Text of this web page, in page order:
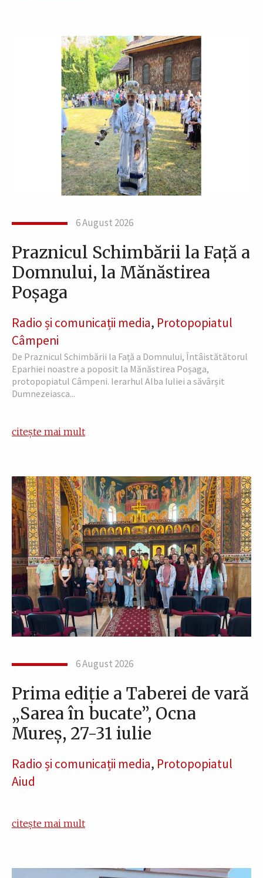
6 August 2026
Praznicul Schimbării la Față a
Domnului, la Mănăstirea
Poșaga
Radio și comunicații media, Protopopiatul
Câmpeni
De Praznicul Schimbării la Față a Domnului, Întâistătătorul
Eparhiei noastre a poposit la Mănăstirea Poșaga,
protopopiatul Câmpeni. Ierarhul Alba Iuliei a săvârșit
Dumnezeiasca...
citește mai mult
6 August 2026
Prima ediție a Taberei de vară
„Sarea în bucate”, Ocna
Mureș, 27-31 iulie
Radio și comunicații media, Protopopiatul
Aiud
citește mai mult